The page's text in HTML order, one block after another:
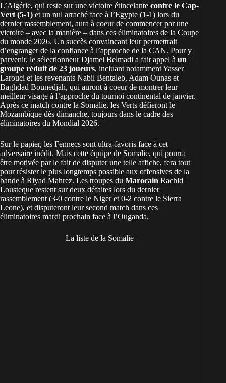
L’Algérie, qui reste sur une victoire étincelante contre le Cap-
Vert (5-1) et un nul arraché face à l’Egypte (1-1) lors du
dernier rassemblement, aura à coeur de commencer par une
victoire – avec la manière – dans ces éliminatoires de la Coupe
du monde 2026. Un succès convaincant leur permettrait
d’engranger de la confiance à l’approche de la CAN. Pour y
parvenir, le sélectionneur Djamel Belmadi a fait appel à un
groupe réduit de 23 joueurs, incluant notamment Yasser
Larouci et les revenants Nabil Bentaleb, Adam Ounas et
Baghdad Bounedjah, qui auront à coeur de montrer leur
meilleur visage à l’approche du tournoi continental de janvier.
Après ce match contre la Somalie, les Verts défieront le
Mozambique dès dimanche, toujours dans le cadre des
éliminatoires du Mondial 2026.
Sur le papier, les Fennecs sont ultra-favoris face à cet
adversaire inédit. Mais cette équipe de Somalie, qui pourra
être motivée par le fait de disputer une telle affiche, fera tout
pour résister le plus longtemps possible aux offensives de la
bande à Riyad Mahrez. Les troupes du Marocain Rachid
Lousteque restent sur deux défaites lors du dernier
rassemblement (3-0 contre le Niger et 0-2 contre le Sierra
Leone), et disputeront leur second match dans ces
éliminatoires mardi prochain face à l’Ouganda.
La liste de la Somalie